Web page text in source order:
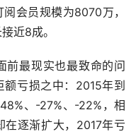
会员规模为8070万，
近8成。
前最现实也最致命的问
亏损之中：2015年到
、-27%、-22%，相
在逐渐扩大，2017年亏